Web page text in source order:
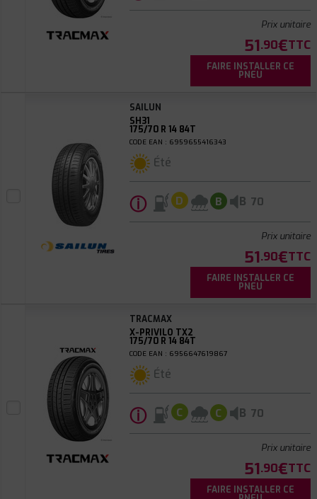
Prix unitaire
51.90€TTC
FAIRE INSTALLER CE
PNEU
SAILUN
SH31
175/70 R 14 84T
CODE EAN : 6959655416343
Été
ⓘ D B B 70
Prix unitaire
51.90€TTC
FAIRE INSTALLER CE
PNEU
TRACMAX
X-PRIVILO TX2
175/70 R 14 84T
CODE EAN : 6956647619867
Été
ⓘ C C B 70
Prix unitaire
51.90€TTC
FAIRE INSTALLER CE